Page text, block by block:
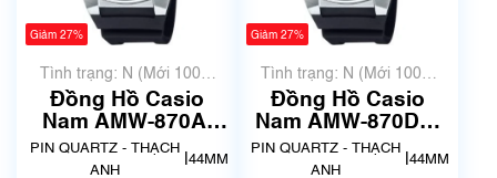
Giảm 27%
Tình trạng: N (Mới 100%
chưa qua sử dụng)
Đồng Hồ Casio
Nam AMW-870A-
3AVDF | New | Mã
số 9394
PIN QUARTZ - THẠCH
ANH
44MM
Giảm 27%
Tình trạng: N (Mới 100%
chưa qua sử dụng)
Đồng Hồ Casio
Nam AMW-870DA-
3AVDF | New | Mã
số 9397
PIN QUARTZ - THẠCH
ANH
44MM